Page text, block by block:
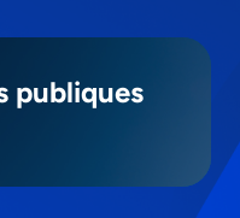
publiques